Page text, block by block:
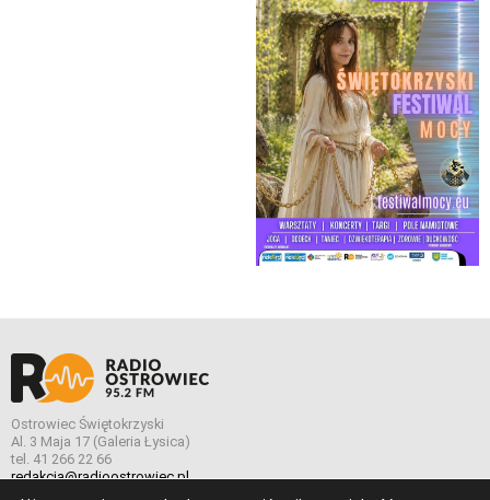
Ostrowiec Świętokrzyski
Al. 3 Maja 17 (Galeria Łysica)
tel. 41 266 22 66
redakcja@radioostrowiec.pl